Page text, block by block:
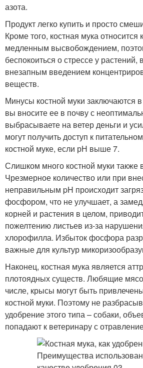
азота.
Продукт легко купить и просто
Кроме того, костная мука относится
медленным высвобождением,
беспокоиться о стрессе у
внезапным введением
веществ.
Минусы костной муки заключаются
вы вносите ее в почву с
выбрасываете на ветер деньги и
могут получить доступ к
костной муке, если рН выше 7.
Слишком много костной муки
Чрезмерное количество или при
неправильным pH происходит
фосфором, что не улучшает, а
корней и растения в целом,
пожелтению листьев из-за
хлорофилла. Избыток фосфора
важные для культур
Наконец, костная мука является
плотоядных существ. Любящие
числе, крысы могут быть
костной муки. Поэтому не
удобрение этого типа – собаки,
попадают к ветеринару с